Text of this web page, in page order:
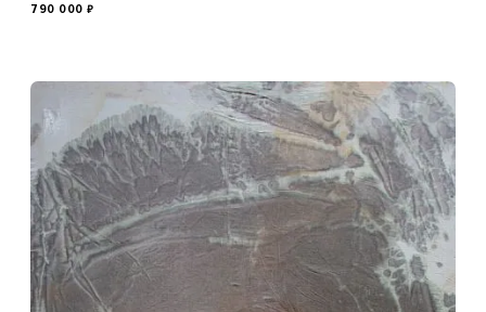
790 000 ₽